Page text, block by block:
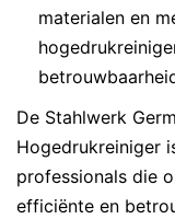
materialen en
De Stahlwerk
Hogedrukreiniger
professionals die
efficiënte en